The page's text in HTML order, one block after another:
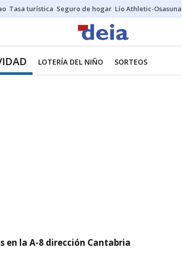
Tasa turística Seguro de hogar Lío Athletic-Osasuna
LOTERÍA DEL NIÑO SORTEOS
en la A-8 dirección Cantabria